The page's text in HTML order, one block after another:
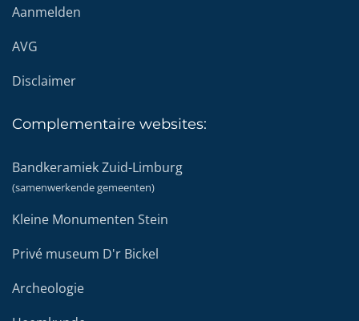
Aanmelden
AVG
Disclaimer
Complementaire websites:
Bandkeramiek Zuid-Limburg
(samenwerkende gemeenten)
Kleine Monumenten Stein
Privé museum D'r Bickel
Archeologie